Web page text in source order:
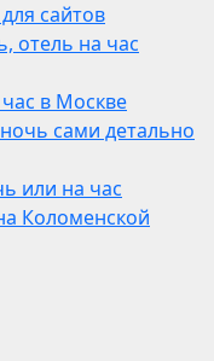
сайтов
отель на час
в Москве
сами детально
или на час
Коломенской